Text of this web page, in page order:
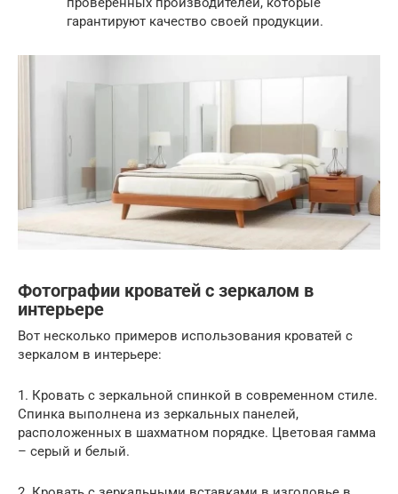
гарантируют качество своей продукции.
Фотографии кроватей с зеркалом в
интерьере
Вот несколько примеров использования кроватей с
зеркалом в интерьере:
1. Кровать с зеркальной спинкой в современном стиле.
Спинка выполнена из зеркальных панелей,
расположенных в шахматном порядке. Цветовая гамма
– серый и белый.